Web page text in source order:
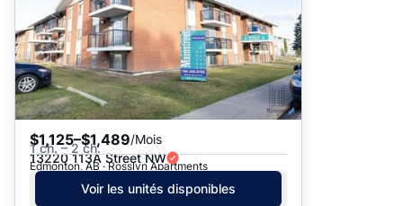
$1,125–$1,489/Mois
1 ch. – 2 ch.
13220 113A Street NW
Edmonton, AB · Rosslyn Apartments
Voir les unités disponibles